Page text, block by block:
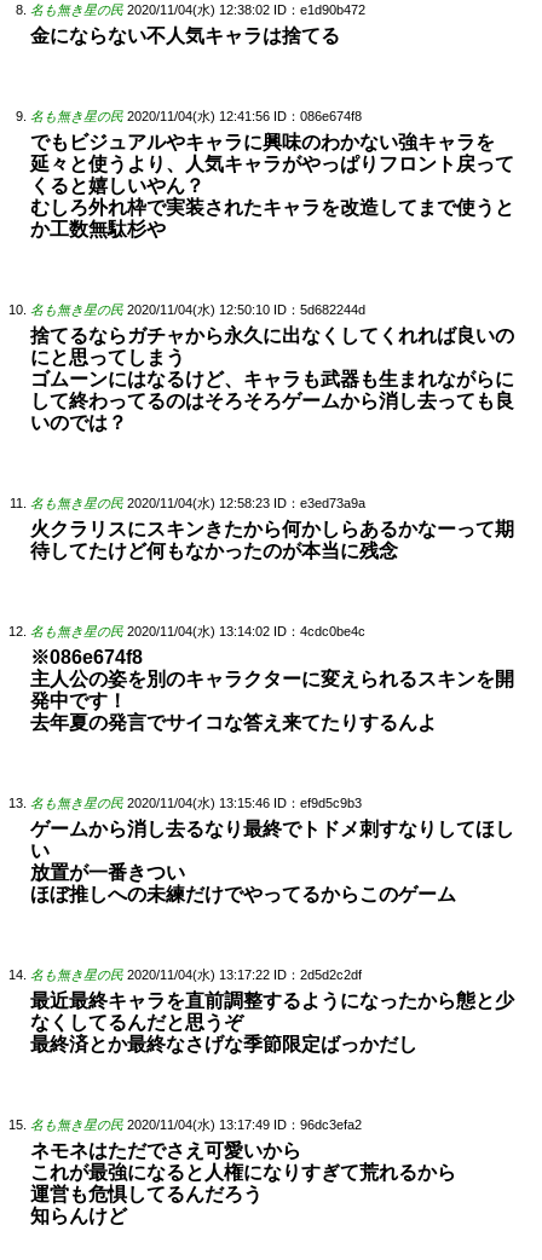
名も無き星の民 2020/11/04(水) 12:38:02 ID：e1d90b472
金にならない不人気キャラは捨てる
名も無き星の民 2020/11/04(水) 12:41:56 ID：086e674f8
でもビジュアルやキャラに興味のわかない強キャラを
延々と使うより、人気キャラがやっぱりフロント戻って
くると嬉しいやん？
むしろ外れ枠で実装されたキャラを改造してまで使うと
か工数無駄杉や
名も無き星の民 2020/11/04(水) 12:50:10 ID：5d682244d
捨てるならガチャから永久に出なくしてくれれば良いの
にと思ってしまう
ゴムーンにはなるけど、キャラも武器も生まれながらに
して終わってるのはそろそろゲームから消し去っても良
いのでは？
名も無き星の民 2020/11/04(水) 12:58:23 ID：e3ed73a9a
火クラリスにスキンきたから何かしらあるかなーって期
待してたけど何もなかったのが本当に残念
名も無き星の民 2020/11/04(水) 13:14:02 ID：4cdc0be4c
※086e674f8
主人公の姿を別のキャラクターに変えられるスキンを開
発中です！
去年夏の発言でサイコな答え来てたりするんよ
名も無き星の民 2020/11/04(水) 13:15:46 ID：ef9d5c9b3
ゲームから消し去るなり最終でトドメ刺すなりしてほし
い
放置が一番きつい
ほぼ推しへの未練だけでやってるからこのゲーム
名も無き星の民 2020/11/04(水) 13:17:22 ID：2d5d2c2df
最近最終キャラを直前調整するようになったから態と少
なくしてるんだと思うぞ
最終済とか最終なさげな季節限定ばっかだし
名も無き星の民 2020/11/04(水) 13:17:49 ID：96dc3efa2
ネモネはただでさえ可愛いから
これが最強になると人権になりすぎて荒れるから
運営も危惧してるんだろう
知らんけど